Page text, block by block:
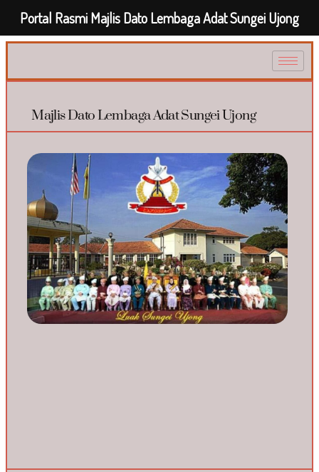
Majlis Dato Lembaga Adat Sungei Ujong
Portal Rasmi Majlis Dato Lembaga Adat Sungei Ujong